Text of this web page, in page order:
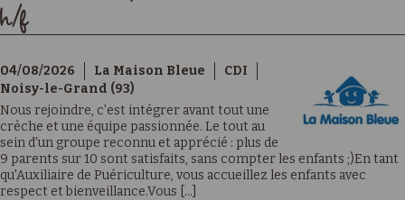
h/f
04/08/2026 La Maison Bleue
CDI
Noisy-le-Grand (93)
Nous rejoindre, c'est intégrer avant tout une
crèche et une équipe passionnée. Le tout au
sein d'un groupe reconnu et apprécié : plus de
9 parents sur 10 sont satisfaits, sans compter les enfants ;)En tant
qu'Auxiliaire de Puériculture, vous accueillez les enfants avec
respect et bienveillance.Vous [...]